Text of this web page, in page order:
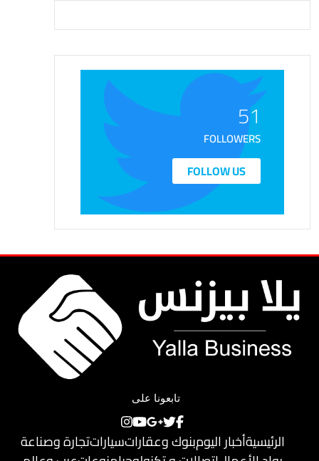
51
FOLLOWERS
FOLLOW US
تابعونا على
الرئيسيةأخبار اليومبنوك وعقاراتسياراتتجارة وصناعة